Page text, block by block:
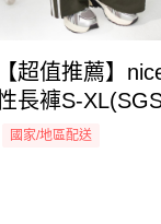
超值推薦】
長褲S-
國家/地區配送